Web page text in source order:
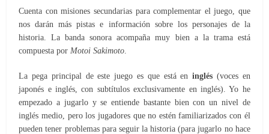
Cuenta con misiones secundarias para complementar el juego, que
nos darán más pistas e información sobre los personajes de la
historia. La banda sonora acompaña muy bien a la trama está
compuesta porMotoi Sakimoto.
La pega principal de este juego es que está eninglés (voces en
japonés e inglés, con subtítulos exclusivamente en inglés). Yo he
empezado a jugarlo y se entiende bastante bien con un nivel de
inglés medio, pero los jugadores que no estén familiarizados con él
pueden tener problemas para seguir la historia (para jugarlo no hace